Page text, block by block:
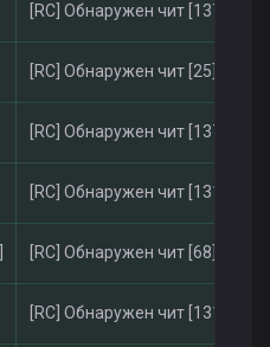
[RC] Обнаружен чит [137]
[RC] Обнаружен чит [25]
[RC] Обнаружен чит [137]
[RC] Обнаружен чит [131]
[RC] Обнаружен чит [68]
[RC] Обнаружен чит [131]